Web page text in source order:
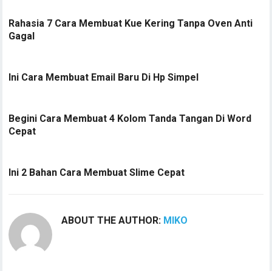
Rahasia 7 Cara Membuat Kue Kering Tanpa Oven Anti
Gagal
Ini Cara Membuat Email Baru Di Hp Simpel
Begini Cara Membuat 4 Kolom Tanda Tangan Di Word
Cepat
Ini 2 Bahan Cara Membuat Slime Cepat
ABOUT THE AUTHOR: MIKO